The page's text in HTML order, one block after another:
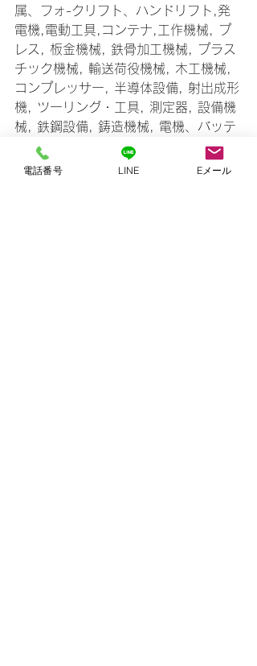
属、フォ-クリフト、ハンドリフト,発
電機,電動工具,コンテナ,工作機械, プ
レス, 板金機械, 鉄骨加工機械, プラス
チック機械, 輸送荷役機械, 木工機械,
コンプレッサー, 半導体設備, 射出成形
機, ツーリング・工具, 測定器, 設備機
械, 鉄鋼設備, 鋳造機械, 電機、バッテ
リー
電話番号 LINE Eメール